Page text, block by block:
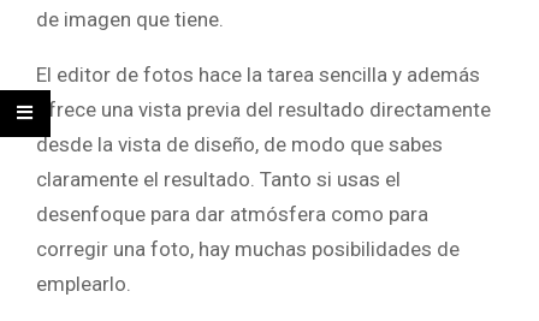
de imagen que tiene.
El editor de fotos hace la tarea sencilla y además
ofrece una vista previa del resultado directamente
desde la vista de diseño, de modo que sabes
claramente el resultado. Tanto si usas el
desenfoque para dar atmósfera como para
corregir una foto, hay muchas posibilidades de
emplearlo.